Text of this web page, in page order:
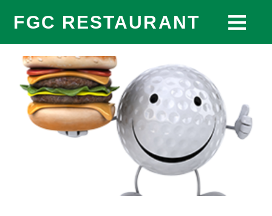
FGC RESTAURANT